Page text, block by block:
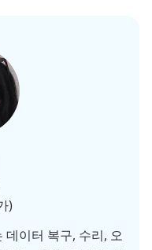
)
이터 복구, 수리, 오